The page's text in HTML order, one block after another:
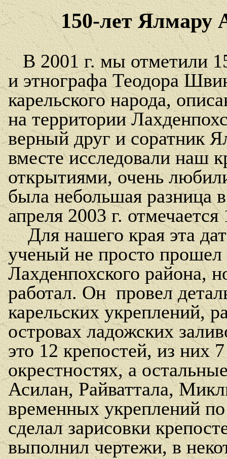
150-лет Ялмару
В 2001 г. мы отметили
и этнографа Теодора
карельского народа,
на территории
верный друг и соратник
вместе исследовали наш
открытиями, очень
была небольшая разница
апреля 2003 г.
Для нашего края эта
ученый не просто
Лахденпохского района,
работал. Он провел
карельских укреплений,
островах ладожских
это 12 крепостей, из них
окрестностях, а
Асилан, Райваттала,
временных укреплений
сделал зарисовки
выполнил чертежи, в